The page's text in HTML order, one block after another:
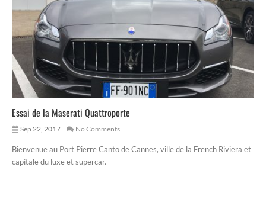
Essai de la Maserati Quattroporte
Sep 22, 2017 No Comments
Bienvenue au Port Pierre Canto de Cannes, ville de la French Riviera et
capitale du luxe et supercar.